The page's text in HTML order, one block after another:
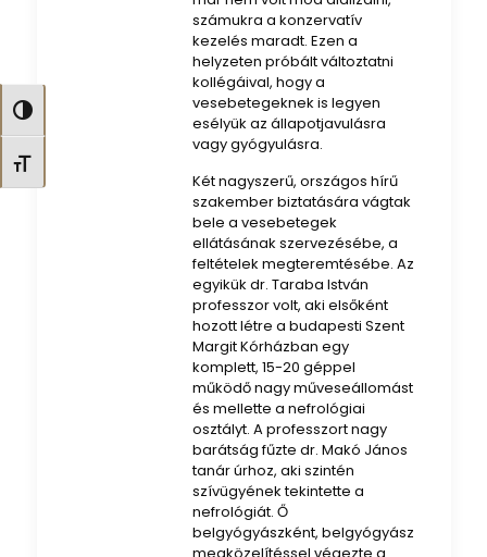
Nagy kontraszt váltása
Betűméret váltása
számukra a konzervatív
kezelés maradt. Ezen a
helyzeten próbált változtatni
kollégáival, hogy a
vesebetegeknek is legyen
esélyük az állapotjavulásra
vagy gyógyulásra.
Két nagyszerű, országos hírű
szakember biztatására vágtak
bele a vesebetegek
ellátásának szervezésébe, a
feltételek megteremtésébe. Az
egyikük dr. Taraba István
professzor volt, aki elsőként
hozott létre a budapesti Szent
Margit Kórházban egy
komplett, 15-20 géppel
működő nagy műveseállomást
és mellette a nefrológiai
osztályt. A professzort nagy
barátság fűzte dr. Makó János
tanár úrhoz, aki szintén
szívügyének tekintette a
nefrológiát. Ő
belgyógyászként, belgyógyász